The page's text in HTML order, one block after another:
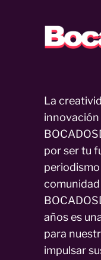
La
innovación
por ser tu
años es
para
impulsar